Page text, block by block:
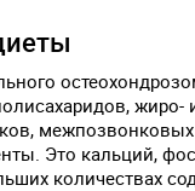
жиро-
Это кальций,
количествах